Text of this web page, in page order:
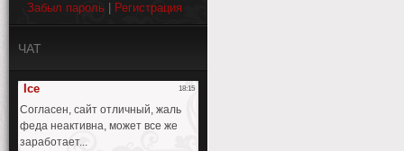
Забыл пароль
Регистрация
ЧАТ